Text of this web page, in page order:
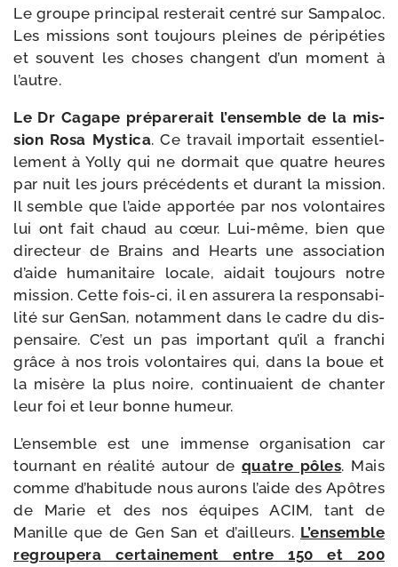
Le groupe prin­ci­pal res­te­rait cen­tré sur Sampaloc.
Les mis­sions sont tou­jours pleines de péri­pé­ties
et sou­vent les choses changent d’un moment à
l’autre.
Le Dr Cagape pré­pa­re­rait l’en­semble de la mis­
sion Rosa Mystica. Ce tra­vail impor­tait essen­tiel­
le­ment à Yolly qui ne dor­mait que quatre heures
par nuit les jours pré­cé­dents et durant la mis­sion.
Il semble que l’aide appor­tée par nos volon­taires
lui ont fait chaud au cœur. Lui-​même, bien que
direc­teur de Brains and Hearts une asso­cia­tion
d’aide huma­ni­taire locale, aidait tou­jours notre
mis­sion. Cette fois-​ci, il en assu­re­ra la res­pon­sa­bi­
li­té sur GenSan, notam­ment dans le cadre du dis­
pen­saire. C’est un pas impor­tant qu’il a fran­chi
grâce à nos trois volon­taires qui, dans la boue et
la misère la plus noire, conti­nuaient de chan­ter
leur foi et leur bonne humeur.
L’ensemble est une immense orga­ni­sa­tion car
tour­nant en réa­li­té autour de quatre pôles. Mais
comme d’ha­bi­tude nous aurons l’aide des Apôtres
de Marie et des nos équipes ACIM, tant de
Manille que de Gen San et d’ailleurs. L’ensemble
regrou­pe­ra cer­tai­ne­ment entre 150 et 200